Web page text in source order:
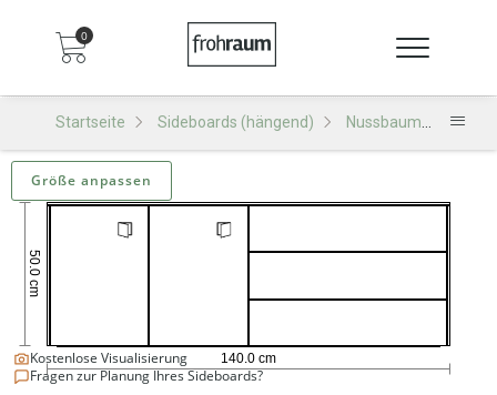
0
Startseite Sideboards (hängend) Nussbaum
Kostenlose Visualisierung
Fragen zur Planung Ihres Sideboards?
Größe anpassen